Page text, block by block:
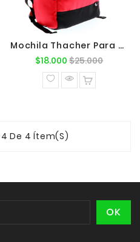
Mochila Thacher Para Notebook 15.6"
$18.000 Precio
normal
$25.000Precio
De 4 Ítem(s)